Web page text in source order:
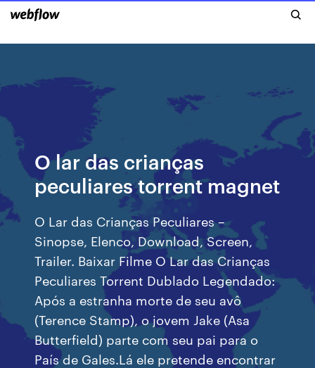
O lar das crianças
peculiares torrent magnet
O Lar das Crianças Peculiares –
Sinopse, Elenco, Download, Screen,
Trailer. Baixar Filme O Lar das Crianças
Peculiares Torrent Dublado Legendado:
Após a estranha morte de seu avô
(Terence Stamp), o jovem Jake (Asa
Butterfield) parte com seu pai para o
País de Gales.Lá ele pretende encontrar